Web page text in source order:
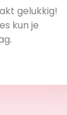
gelukkig!
kun je